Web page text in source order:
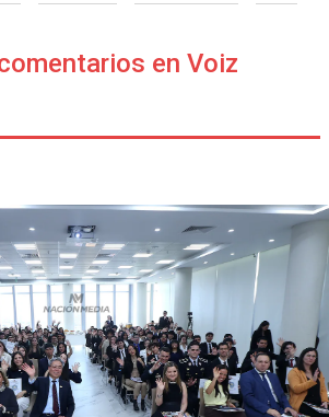
en Voiz